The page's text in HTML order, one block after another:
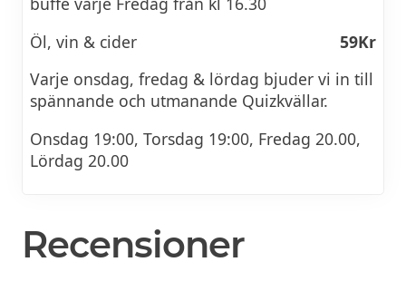
Öl, vin & cider
59Kr
Varje onsdag, fredag & lördag bjuder vi in till
spännande och utmanande Quizkvällar.
Onsdag 19:00, Torsdag 19:00, Fredag 20.00,
Lördag 20.00
Recensioner